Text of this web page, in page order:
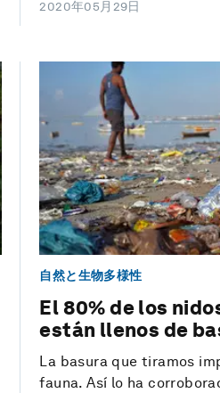
2020年05月29日
自然と生物多様性
El 80% de los
están llenos de
La basura que tiramos
fauna. Así lo ha